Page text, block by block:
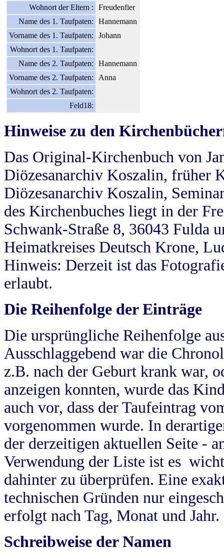
Wohnort der Eltern :
Freudenfier
Name des 1. Taufpaten:
Hannemann
Vorname des 1. Taufpaten:
Johann
Wohnort des 1. Taufpaten:
Name des 2. Taufpaten:
Hannemann
Vorname des 2. Taufpaten:
Anna
Wohnort des 2. Taufpaten:
Feld18:
Hinweise zu den
Das Original-Kirchenbuch von
Diözesanarchiv Koszalin, früher
Diözesanarchiv Koszalin,
des Kirchenbuches liegt in der
Schwank-Straße 8, 36043 Fulda
Heimatkreises Deutsch Krone,
Hinweis: Derzeit ist das
erlaubt.
Die Reihenfolge der Einträge
Die ursprüngliche Reihenfolge
Ausschlaggebend war die
z.B. nach der Geburt krank war,
anzeigen konnten, wurde das
auch vor, dass der Taufeintrag
vorgenommen wurde. In
der derzeitigen aktuellen Seite -
Verwendung der Liste ist es
dahinter zu überprüfen. Eine
technischen Gründen nur
erfolgt nach Tag, Monat und Jahr.
Schreibweise der Namen